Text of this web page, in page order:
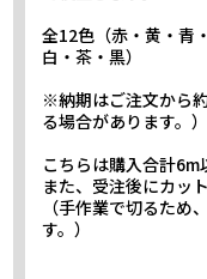
全12色（赤・黄・青
白・茶・黒）
※納期はご注文から
る場合があります。）
こちらは購入合計6m
また、受注後にカッ
（手作業で切るため
す。）